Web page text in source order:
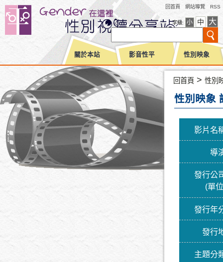
回首頁 網站導覽 RSS
字級: 小 中 大
關於本站 影音性平 性別映象
性別映象
回首頁 > 性別
影片名
導
發行公
(單
發行年
發行
主題分